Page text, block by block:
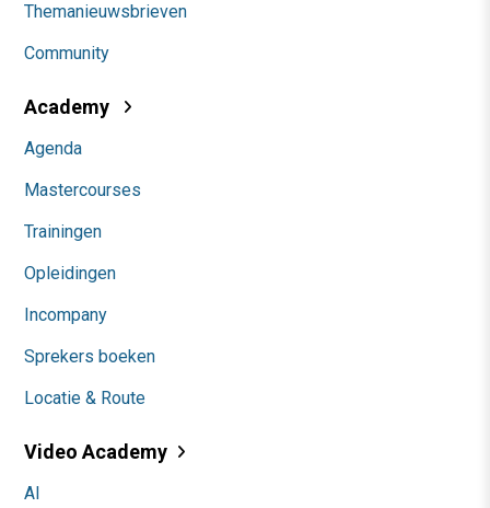
Themanieuwsbrieven
Community
Academy
Agenda
Mastercourses
Trainingen
Opleidingen
Incompany
Sprekers boeken
Locatie & Route
Video Academy
AI